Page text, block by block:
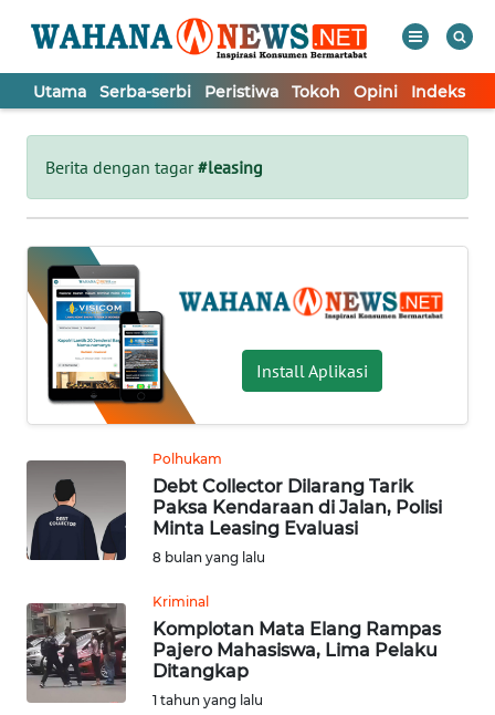
Utama Serba-serbi Peristiwa Tokoh Opini Indeks
Berita dengan tagar#leasing
Install Aplikasi
Polhukam
Debt Collector Dilarang Tarik
Paksa Kendaraan di Jalan, Polisi
Minta Leasing Evaluasi
8 bulan yang lalu
Kriminal
Komplotan Mata Elang Rampas
Pajero Mahasiswa, Lima Pelaku
Ditangkap
1 tahun yang lalu
Tutup
UTAMA
SERBA-
SERBI
PERISTIWA
TOKOH
OPINI
Informasi
INDEKS
BERITA
KONTAK
KAMI